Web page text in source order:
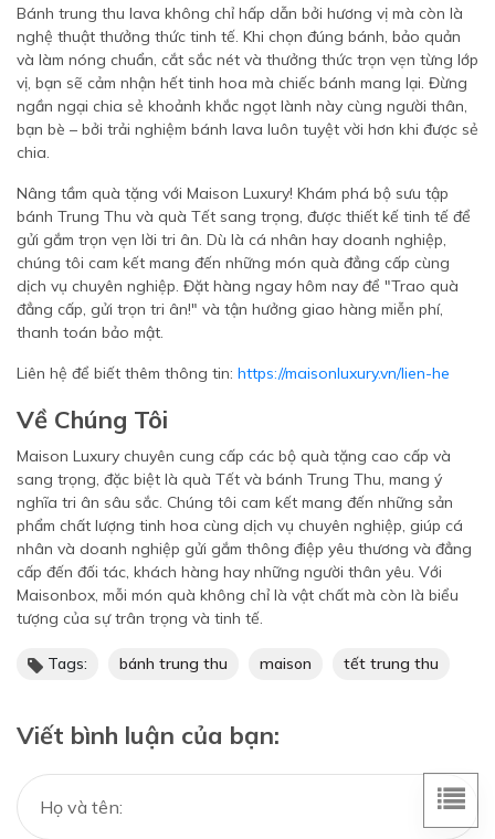
Bánh trung thu lava không chỉ hấp dẫn bởi hương vị mà còn là
nghệ thuật thưởng thức tinh tế. Khi chọn đúng bánh, bảo quản
và làm nóng chuẩn, cắt sắc nét và thưởng thức trọn vẹn từng lớp
vị, bạn sẽ cảm nhận hết tinh hoa mà chiếc bánh mang lại. Đừng
ngần ngại chia sẻ khoảnh khắc ngọt lành này cùng người thân,
bạn bè – bởi trải nghiệm bánh lava luôn tuyệt vời hơn khi được sẻ
chia.
Nâng tầm quà tặng với Maison Luxury! Khám phá bộ sưu tập
bánh Trung Thu và quà Tết sang trọng, được thiết kế tinh tế để
gửi gắm trọn vẹn lời tri ân. Dù là cá nhân hay doanh nghiệp,
chúng tôi cam kết mang đến những món quà đẳng cấp cùng
dịch vụ chuyên nghiệp. Đặt hàng ngay hôm nay để "Trao quà
đẳng cấp, gửi trọn tri ân!" và tận hưởng giao hàng miễn phí,
thanh toán bảo mật.
Liên hệ để biết thêm thông tin: https://maisonluxury.vn/lien-he
Về Chúng Tôi
Maison Luxury chuyên cung cấp các bộ quà tặng cao cấp và
sang trọng, đặc biệt là quà Tết và bánh Trung Thu, mang ý
nghĩa tri ân sâu sắc. Chúng tôi cam kết mang đến những sản
phẩm chất lượng tinh hoa cùng dịch vụ chuyên nghiệp, giúp cá
nhân và doanh nghiệp gửi gắm thông điệp yêu thương và đẳng
cấp đến đối tác, khách hàng hay những người thân yêu. Với
Maisonbox, mỗi món quà không chỉ là vật chất mà còn là biểu
tượng của sự trân trọng và tinh tế.
Tags: bánh trung thu maison tết trung thu
Viết bình luận của bạn: